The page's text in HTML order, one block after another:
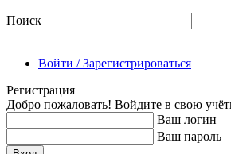
Поиск
Войти / Зарегистрироваться
Регистрация
Добро пожаловать! Войдите в свою
Ваш логин
Ваш пароль